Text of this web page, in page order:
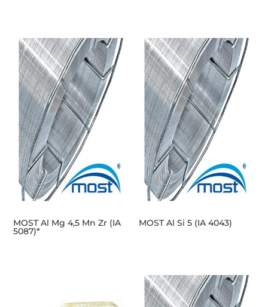
MOST Al Mg 4,5 Mn Zr (IA
5087)*
MOST Al Si 5 (IA 4043)